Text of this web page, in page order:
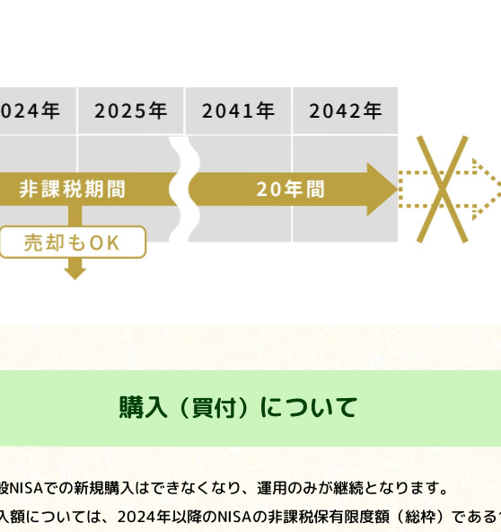
購入 （買付） について
での新規購入はできなくなり、運用のみが継続となります。
額については、2024年以降のNISAの非課税保有限度額（総枠）であ